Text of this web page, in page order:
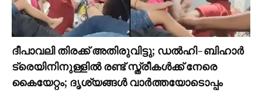
ദീപാവലി തിരക്ക് അതിരുവിട്ടു; ഡല്‍ഹി-ബിഹാര്‍
ട്രെയിനിനുള്ളില്‍ രണ്ട് സ്ത്രീകള്‍ക്ക് നേരെ
കൈയേറ്റം; ദൃശ്യങ്ങള്‍ വാർത്തയോടൊപ്പം